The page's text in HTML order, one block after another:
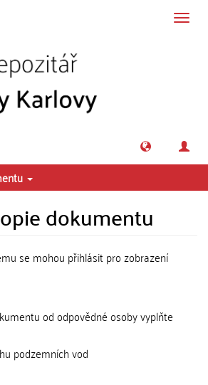
dokumentu
se mohou přihlásit pro zobrazení
od odpovědné osoby vyplňte
podzemních vod